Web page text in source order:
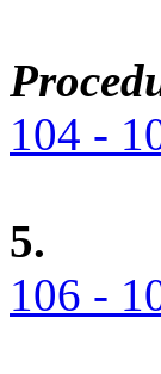
104 -
5.
106 -